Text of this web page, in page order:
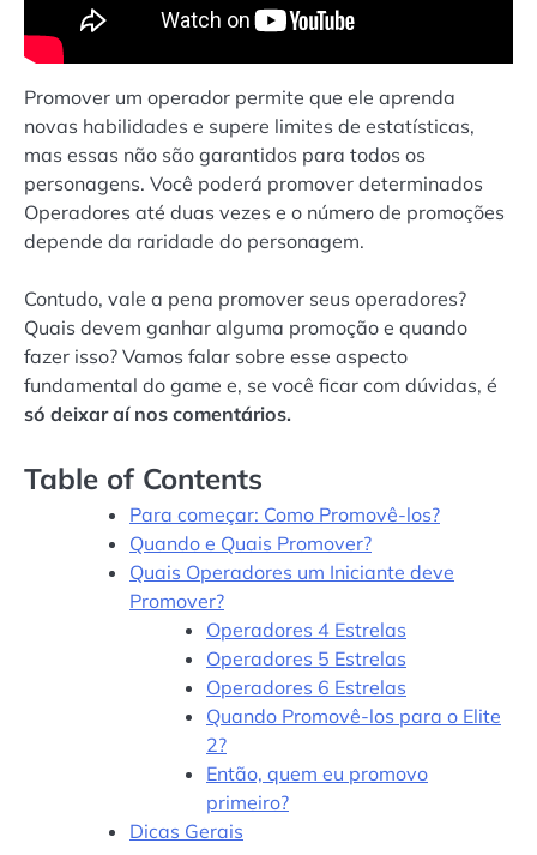
Promover um operador permite que ele aprenda
novas habilidades e supere limites de estatísticas,
mas essas não são garantidos para todos os
personagens. Você poderá promover determinados
Operadores até duas vezes e o número de promoções
depende da raridade do personagem.
Contudo, vale a pena promover seus operadores?
Quais devem ganhar alguma promoção e quando
fazer isso? Vamos falar sobre esse aspecto
fundamental do game e, se você ficar com dúvidas, é
só deixar aí nos comentários.
Table of Contents
Para começar: Como Promovê-los?
Quando e Quais Promover?
Quais Operadores um Iniciante deve
Promover?
Operadores 4 Estrelas
Operadores 5 Estrelas
Operadores 6 Estrelas
Quando Promovê-los para o Elite
2?
Então, quem eu promovo
primeiro?
Dicas Gerais